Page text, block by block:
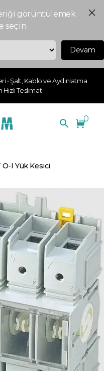
görüntülemek
seçin.
Devam
• Şalt, Kablo ve Aydınlatma
Teslimat
0
O-I Yük Kesici